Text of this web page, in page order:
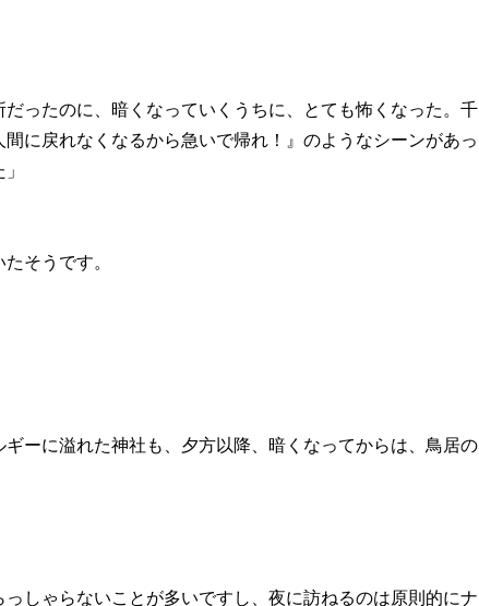
ったのに、暗くなっていくうちに、とても怖くなった。千
に戻れなくなるから急いで帰れ！』のようなシーンがあっ
そうです。
ーに溢れた神社も、夕方以降、暗くなってからは、鳥居の
しゃらないことが多いですし、夜に訪ねるのは原則的にナ